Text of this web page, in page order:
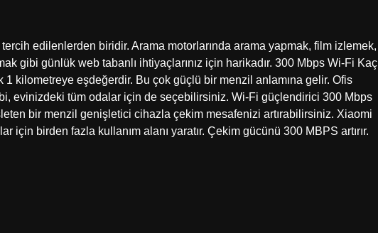
edilenlerden biridir. Arama motorlarında arama yapmak, film izlemek,
gibi günlük web tabanlı ihtiyaçlarınız için harikadır. 300 Mbps Wi-Fi Kaç
1 kilometreye eşdeğerdir. Bu çok güçlü bir menzil anlamına gelir. Ofis
evinizdeki tüm odalar için de seçebilirsiniz. Wi-Fi güçlendirici 300 Mbps
bir menzil genişletici cihazla çekim mesafenizi artırabilirsiniz. Xiaomi
için birden fazla kullanım alanı yaratır. Çekim gücünü 300 MBPS artırır.